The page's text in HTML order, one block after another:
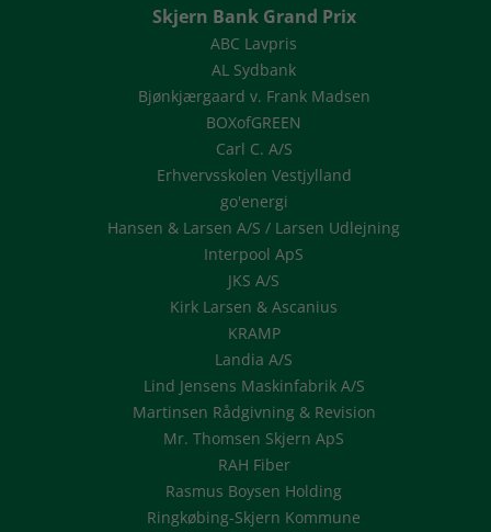
Skjern Bank Grand Prix
ABC Lavpris
AL Sydbank
Bjønkjærgaard v. Frank Madsen
BOXofGREEN
Carl C. A/S
Erhvervsskolen Vestjylland
go'energi
Hansen & Larsen A/S / Larsen Udlejning
Interpool ApS
JKS A/S
Kirk Larsen & Ascanius
KRAMP
Landia A/S
Lind Jensens Maskinfabrik A/S
Martinsen Rådgivning & Revision
Mr. Thomsen Skjern ApS
RAH Fiber
Rasmus Boysen Holding
Ringkøbing-Skjern Kommune